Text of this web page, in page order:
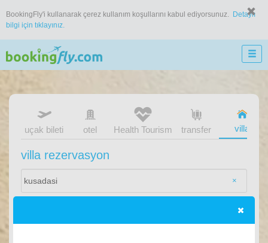
BookingFly'i kullanarak çerez kullanım koşullarını kabul ediyorsunuz.
Detaylı
bilgi için tıklayınız.
uçak bileti otel transfer villa
Health Tourism
villa rezervasyon
×